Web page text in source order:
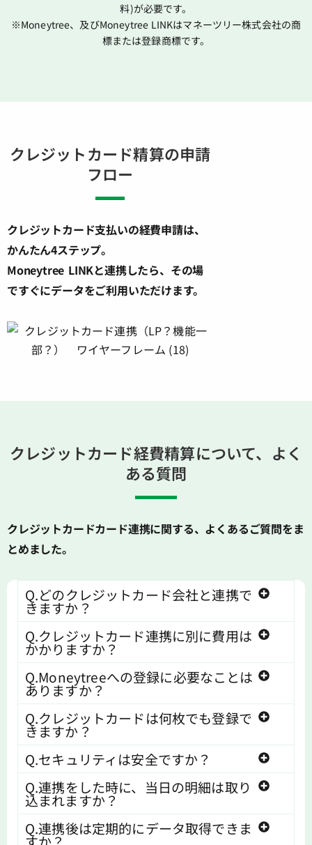
料)が必要です。
※Moneytree、及びMoneytree LINKはマネーツリー株式会社の商
標または登録商標です。
クレジットカード精算の申請
フロー
クレジットカード支払いの経費申請は、
かんたん4ステップ。
Moneytree LINKと連携したら、その場
ですぐにデータをご利用いただけます。
クレジットカード経費精算について、よく
ある質問
クレジットカードカード連携に関する、よくあるご質問をま
とめました。
Q.どのクレジットカード会社と連携で
きますか？
Q.クレジットカード連携に別に費用は
かかりますか？
Q.Moneytreeへの登録に必要なことは
ありますか？
Q.クレジットカードは何枚でも登録で
きますか？
Q.セキュリティは安全ですか？
Q.連携をした時に、当日の明細は取り
込まれますか？
Q.連携後は定期的にデータ取得できま
すか？